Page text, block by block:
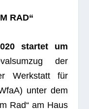
RAD“
star­tet um
der
Werk­statt für
unter dem
Rad“ am Haus